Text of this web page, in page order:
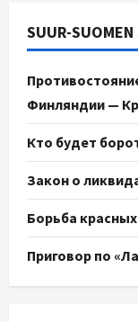
SUUR-
Финляндии —
Кто будет
Закон о
Борьба
Приговор по